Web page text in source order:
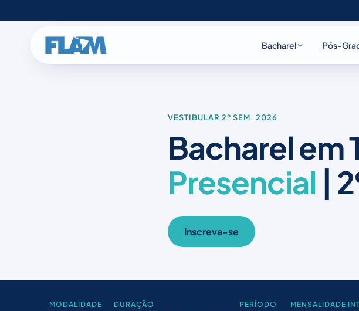
Bacharel Pós-
VESTIBULAR 2º SEM. 2026
Bacharel em
Presencial |
Inscreva-se
MODALIDADE DURAÇÃO PERÍODO MENSALIDADE